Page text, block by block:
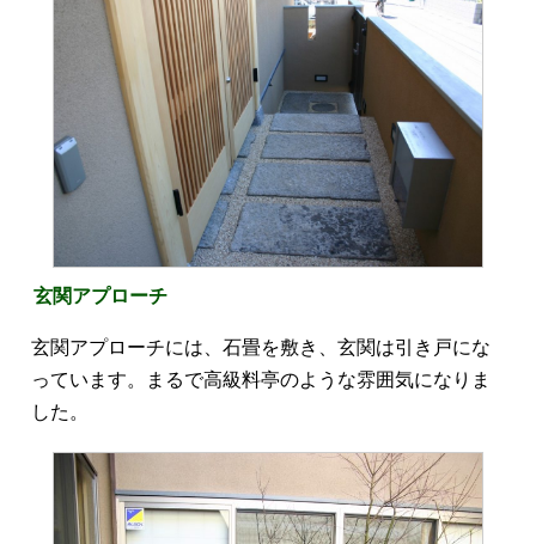
玄関アプローチ
玄関アプローチには、石畳を敷き、玄関は引き戸にな
っています。まるで高級料亭のような雰囲気になりま
した。